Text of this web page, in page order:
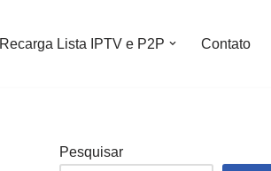
Recarga Lista IPTV e P2P Contato
Pesquisar